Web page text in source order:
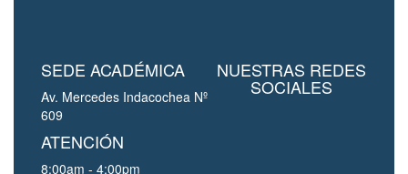
SEDE ACADÉMICA
Av. Mercedes Indacochea Nº
609
ATENCIÓN
8:00am - 4:00pm
NUESTRAS REDES
SOCIALES